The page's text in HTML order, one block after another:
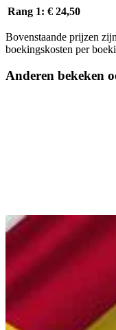
Rang 1: € 24,50
Bovenstaande prijzen
boekingskosten per
Anderen bekeken